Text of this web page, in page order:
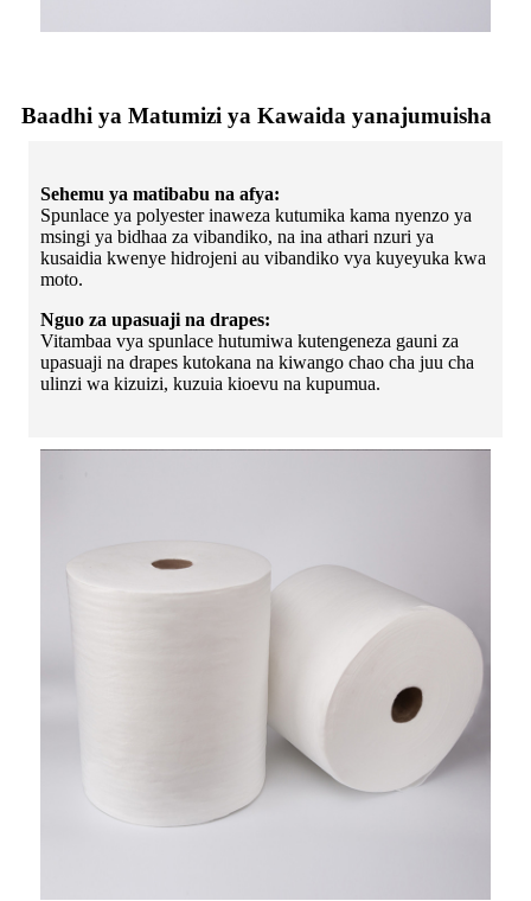
Baadhi ya Matumizi ya Kawaida yanajumuisha
Sehemu ya matibabu na afya:
Spunlace ya polyester inaweza kutumika kama nyenzo ya
msingi ya bidhaa za vibandiko, na ina athari nzuri ya
kusaidia kwenye hidrojeni au vibandiko vya kuyeyuka kwa
moto.
Nguo za upasuaji na drapes:
Vitambaa vya spunlace hutumiwa kutengeneza gauni za
upasuaji na drapes kutokana na kiwango chao cha juu cha
ulinzi wa kizuizi, kuzuia kioevu na kupumua.